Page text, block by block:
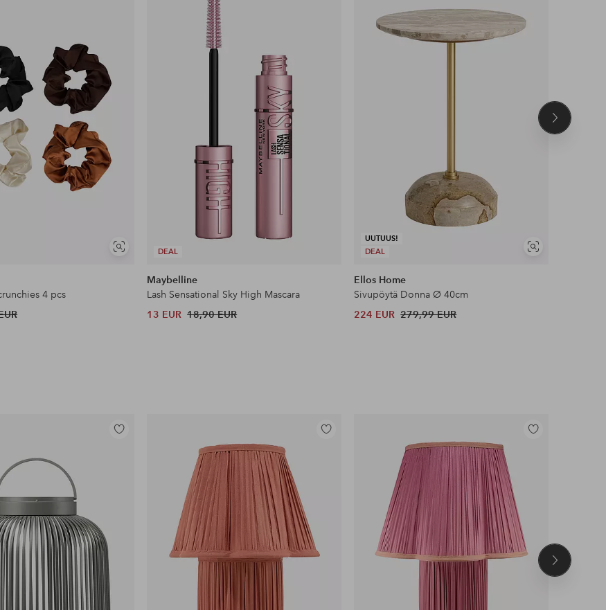
Näytä
4 pcs
DEAL
Maybelline
Lash Sensational Sky High Mascara
13 EUR 18,90 EUR
UUTUUS!
DEAL
Näytä
Ellos Home
Sivupöytä Donna Ø 40cm
224 EUR 279,99 EUR
Seuraava
Lisää
Lisää
Lisää
Seuraava